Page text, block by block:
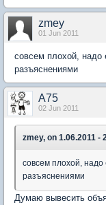
zmey
01 Jun 2011
совсем плохой, надо
разъяснениями
A75
02 Jun 2011
zmey, on 1.06.2011 -
совсем плохой, надо
разъяснениями
Думаю вывесить